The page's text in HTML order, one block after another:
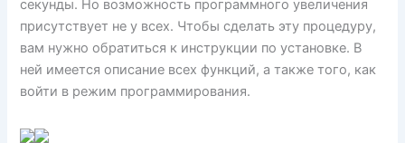
секунды. Но возможность программного увеличения
присутствует не у всех. Чтобы сделать эту процедуру,
вам нужно обратиться к инструкции по установке. В
ней имеется описание всех функций, а также того, как
войти в режим программирования.